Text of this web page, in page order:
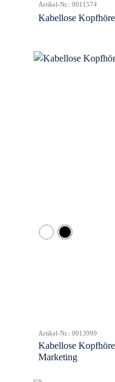
Artikel-Nr.: 0011574
Kabellose
Artikel-Nr.: 0013999
Kabellose
Marketing